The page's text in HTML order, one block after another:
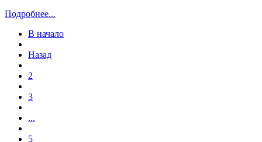
Подробнее...
В начало
Назад
2
3
...
5